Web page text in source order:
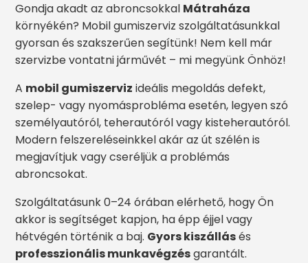
Gondja akadt az abroncsokkal Mátraháza
környékén? Mobil gumiszerviz szolgáltatásunkkal
gyorsan és szakszerűen segítünk! Nem kell már
szervizbe vontatni járművét – mi megyünk Önhöz!
A mobil gumiszerviz ideális megoldás defekt,
szelep- vagy nyomásprobléma esetén, legyen szó
személyautóról, teherautóról vagy kisteherautóról.
Modern felszereléseinkkel akár az út szélén is
megjavítjuk vagy cseréljük a problémás
abroncsokat.
Szolgáltatásunk 0–24 órában elérhető, hogy Ön
akkor is segítséget kapjon, ha épp éjjel vagy
hétvégén történik a baj. Gyors kiszállásés
professzionális munkavégzésgarantált.